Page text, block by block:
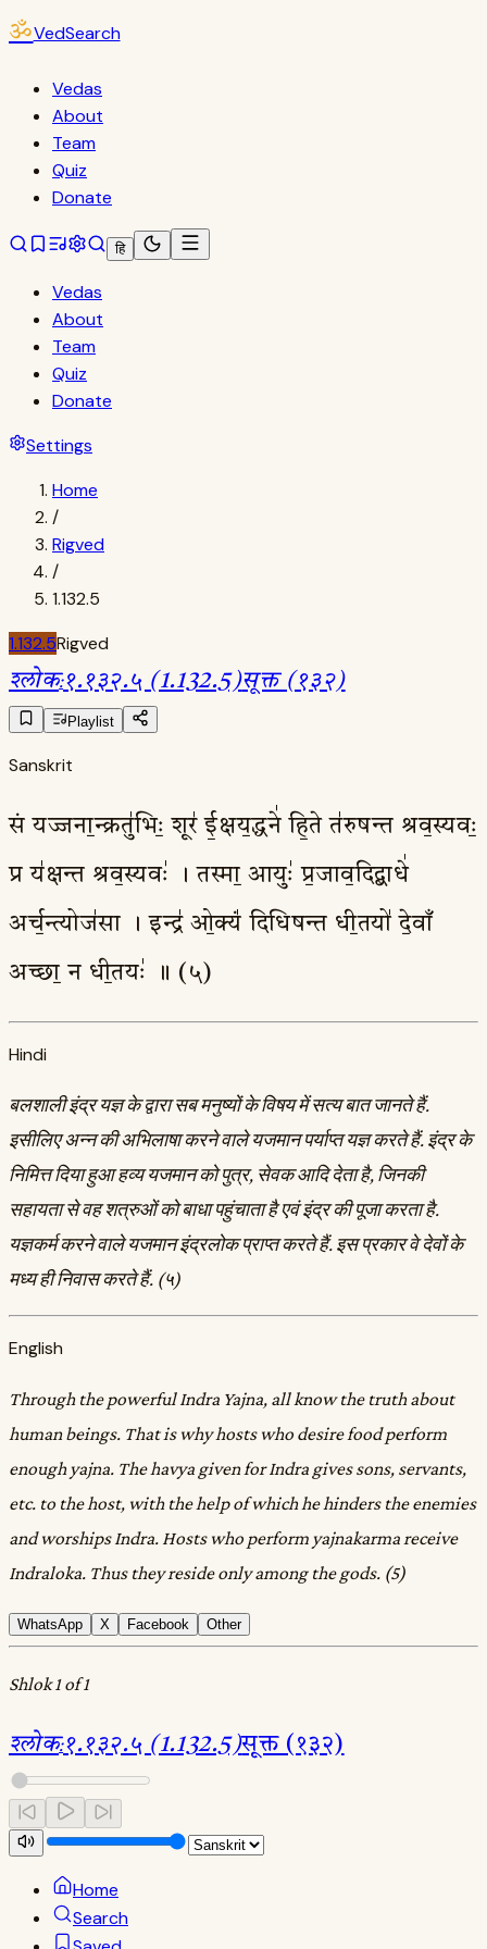
ॐVedSearch
Vedas
About
Team
Quiz
Donate
हि
Vedas
About
Team
Quiz
Donate
Settings
Home
/
Rigved
/
1.132.5
1.132.5Rigved
श्लोक:१.१३२.५ (1.132.5)सूक्त (१३२)
Playlist
Sanskrit
सं यज्जना॒न्क्रतु॑भिः॒ शूर॑ ई॒क्षय॒द्धने॑ हि॒ते त॑रुषन्त श्रव॒स्यवः॒
प्र य॑क्षन्त श्रव॒स्यवः॑ । तस्मा॒ आयुः॑ प्र॒जाव॒दिद्बाधे॑
अर्च॒न्त्योज॑सा । इन्द्र॑ ओ॒क्यं॑ दिधिषन्त धी॒तयो॑ दे॒वाँ
अच्छा॒ न धी॒तयः॑ ॥ (५)
Hindi
बलशाली इंद्र यज्ञ के द्वारा सब मनुष्यों के विषय में सत्य बात जानते हैं.
इसीलिए अन्न की अभिलाषा करने वाले यजमान पर्याप्त यज्ञ करते हैं. इंद्र के
निमित्त दिया हुआ हव्य यजमान को पुत्र, सेवक आदि देता है, जिनकी
सहायता से वह शत्रुओं को बाधा पहुंचाता है एवं इंद्र की पूजा करता है.
यज्ञकर्म करने वाले यजमान इंद्रलोक प्राप्त करते हैं. इस प्रकार वे देवों के
मध्य ही निवास करते हैं. (५)
English
Through the powerful Indra Yajna, all know the truth about
human beings. That is why hosts who desire food perform
enough yajna. The havya given for Indra gives sons, servants,
etc. to the host, with the help of which he hinders the enemies
and worships Indra. Hosts who perform yajnakarma receive
Indraloka. Thus they reside only among the gods. (5)
WhatsApp X Facebook Other
Shlok 1 of 1
श्लोक:१.१३२.५ (1.132.5)सूक्त (१३२)
Home
Search